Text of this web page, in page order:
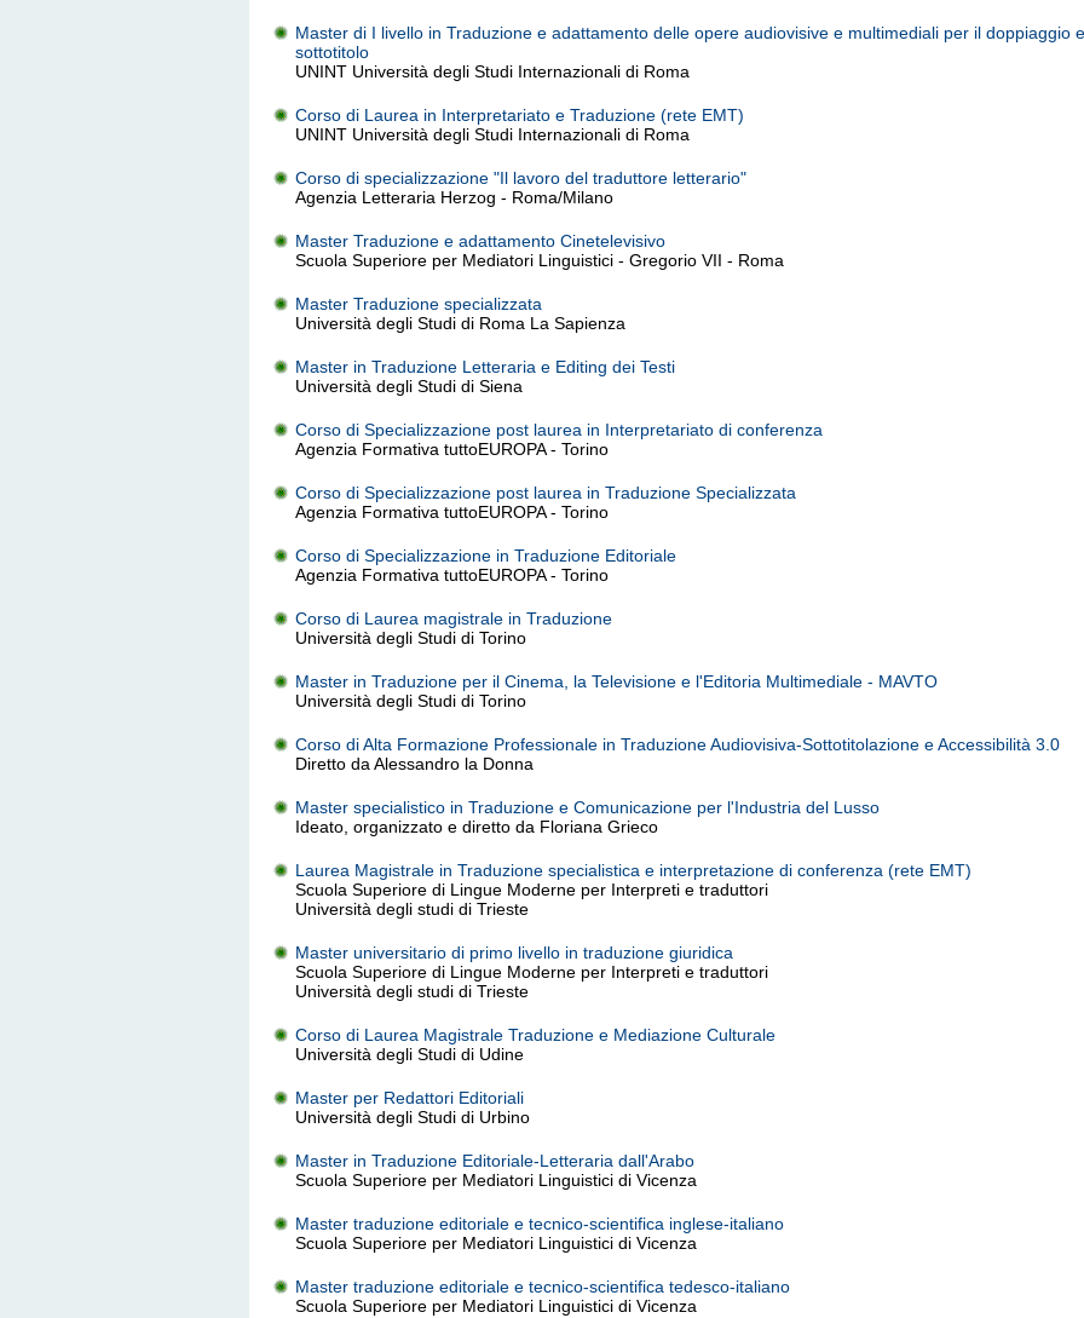
Master di I livello in Traduzione e adattamento delle opere audiovisive e multimediali per il doppiaggio
sottotitolo
UNINT Università degli Studi Internazionali di Roma
Corso di Laurea in Interpretariato e Traduzione (rete EMT)
UNINT Università degli Studi Internazionali di Roma
Corso di specializzazione "Il lavoro del traduttore letterario"
Agenzia Letteraria Herzog - Roma/Milano
Master Traduzione e adattamento Cinetelevisivo
Scuola Superiore per Mediatori Linguistici - Gregorio VII - Roma
Master Traduzione specializzata
Università degli Studi di Roma La Sapienza
Master in Traduzione Letteraria e Editing dei Testi
Università degli Studi di Siena
Corso di Specializzazione post laurea in Interpretariato di conferenza
Agenzia Formativa tuttoEUROPA - Torino
Corso di Specializzazione post laurea in Traduzione Specializzata
Agenzia Formativa tuttoEUROPA - Torino
Corso di Specializzazione in Traduzione Editoriale
Agenzia Formativa tuttoEUROPA - Torino
Corso di Laurea magistrale in Traduzione
Università degli Studi di Torino
Master in Traduzione per il Cinema, la Televisione e l'Editoria Multimediale - MAVTO
Università degli Studi di Torino
Corso di Alta Formazione Professionale in Traduzione Audiovisiva-Sottotitolazione e Accessibilità 3.0
Diretto da Alessandro la Donna
Master specialistico in Traduzione e Comunicazione per l'Industria del Lusso
Ideato, organizzato e diretto da Floriana Grieco
Laurea Magistrale in Traduzione specialistica e interpretazione di conferenza (rete EMT)
Scuola Superiore di Lingue Moderne per Interpreti e traduttori
Università degli studi di Trieste
Master universitario di primo livello in traduzione giuridica
Scuola Superiore di Lingue Moderne per Interpreti e traduttori
Università degli studi di Trieste
Corso di Laurea Magistrale Traduzione e Mediazione Culturale
Università degli Studi di Udine
Master per Redattori Editoriali
Università degli Studi di Urbino
Master in Traduzione Editoriale-Letteraria dall'Arabo
Scuola Superiore per Mediatori Linguistici di Vicenza
Master traduzione editoriale e tecnico-scientifica inglese-italiano
Scuola Superiore per Mediatori Linguistici di Vicenza
Master traduzione editoriale e tecnico-scientifica tedesco-italiano
Scuola Superiore per Mediatori Linguistici di Vicenza